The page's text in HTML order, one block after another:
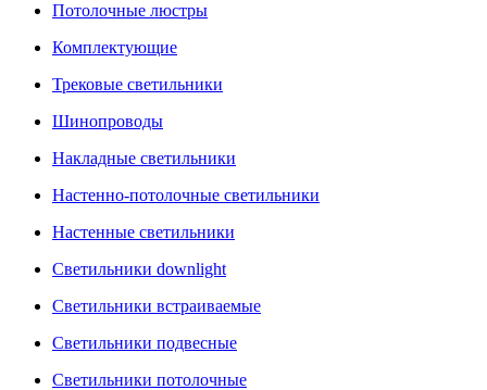
Потолочные люстры
Комплектующие
Трековые светильники
Шинопроводы
Накладные светильники
Настенно-потолочные светильники
Настенные светильники
Светильники downlight
Светильники встраиваемые
Светильники подвесные
Светильники потолочные